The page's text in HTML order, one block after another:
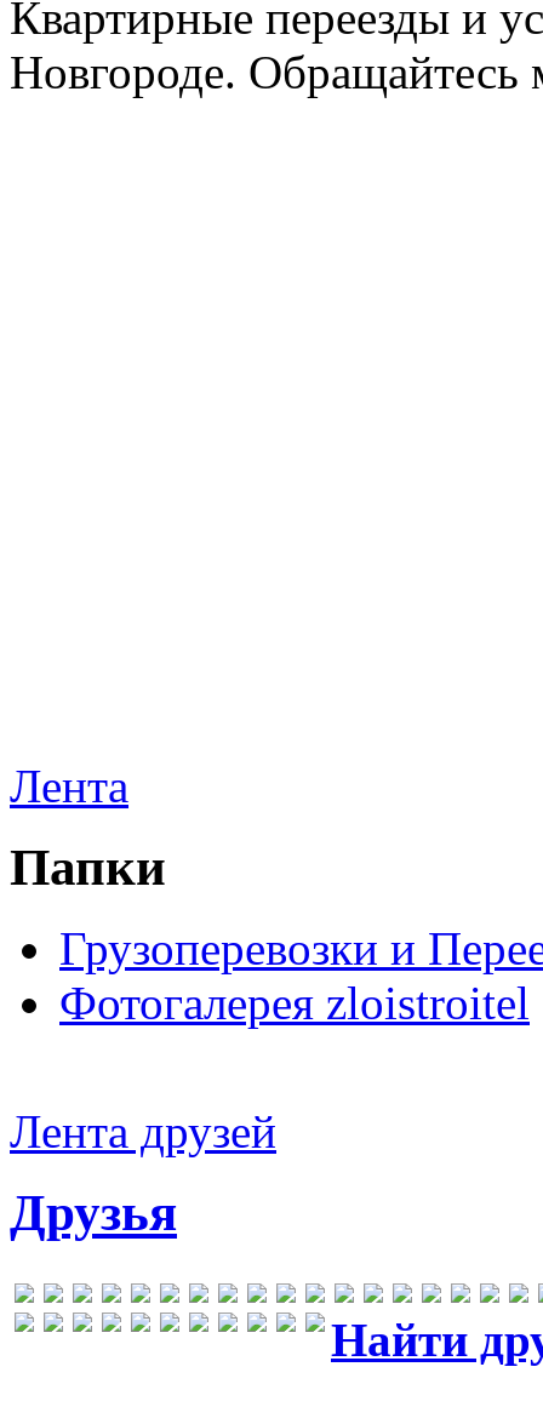
Квартирные переезды и
Новгороде.
Лента
Папки
Грузоперевозки и
Фотогалерея zloistroitel
Лента друзей
Друзья
Найти